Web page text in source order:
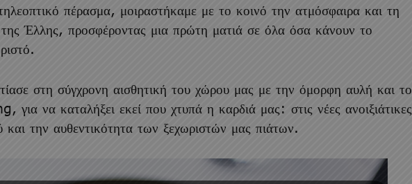
πέρασμα, μοιραστήκαμε με το κοινό την ατμόσφαιρα και τη
της Έλλης, προσφέροντας μια πρώτη ματιά σε όλα όσα κάνουν το
στη σύγχρονη αισθητική του χώρου μας με την όμορφη αυλή και το
για να καταλήξει εκεί που χτυπά η καρδιά μας: στις νέες ανοιξιάτικες
και την αυθεντικότητα των ξεχωριστών μας πιάτων.